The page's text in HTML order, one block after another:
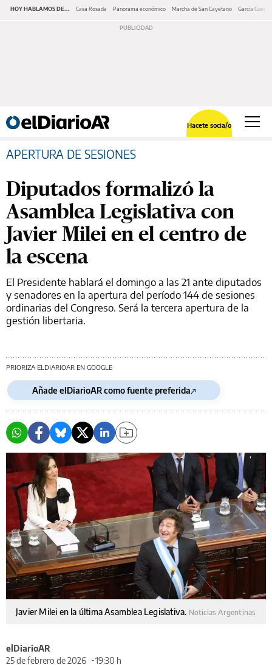
HOY HABLAMOS DE... Casa Rosada Panorama económico Marcha de San Cayetano García Cuerva
Hacete socia/o
APERTURA DE SESIONES
Diputados formalizó la
Asamblea Legislativa con
Javier Milei en el centro de
la escena
El Presidente hablará el domingo a las 21 ante diputados
y senadores en la apertura del período 144 de sesiones
ordinarias del Congreso. Será la tercera apertura de la
gestión libertaria.
PRIORIZA ELDIARIOAR EN GOOGLE
Añade elDiarioAR como fuente preferida
Javier Milei en la última Asamblea Legislativa. Noticias Argentinas
elDiarioAR
25 de febrero de 2026
19:30 h